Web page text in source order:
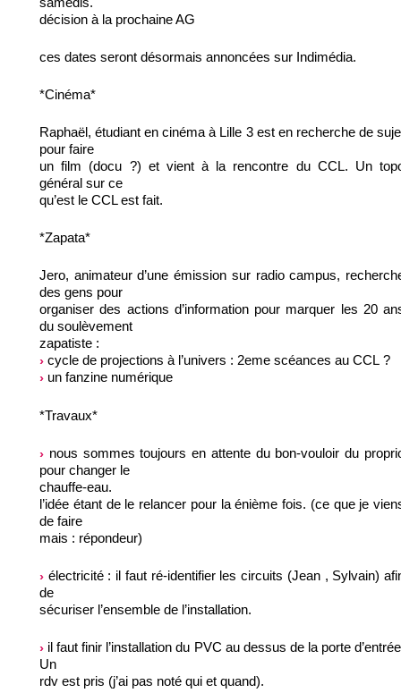
décision à la prochaine AG
ces dates seront désormais annoncées sur Indimédia.
*Cinéma*
Raphaël, étudiant en cinéma à Lille 3 est en recherche de
pour faire
un film (docu ?) et vient à la rencontre du CCL. Un
général sur ce
qu’est le CCL est fait.
*Zapata*
Jero, animateur d’une émission sur radio campus,
des gens pour
organiser des actions d’information pour marquer les 20
du soulèvement
zapatiste :
cycle de projections à l’univers : 2eme scéances au CCL ?
un fanzine numérique
*Travaux*
nous sommes toujours en attente du bon-vouloir du
pour changer le
chauffe-eau.
l’idée étant de le relancer pour la énième fois. (ce que je
de faire
mais : répondeur)
électricité : il faut ré-identifier les circuits (Jean , Sylvain)
de
sécuriser l’ensemble de l’installation.
il faut finir l’installation du PVC au dessus de la porte
Un
rdv est pris (j’ai pas noté qui et quand).